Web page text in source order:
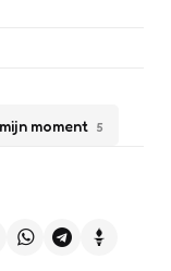
mijn moment 5